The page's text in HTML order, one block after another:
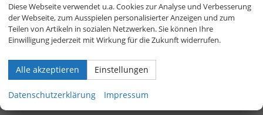
Diese Webseite verwendet u.a. Cookies zur Analyse und Verbesserung
der Webseite, zum Ausspielen personalisierter Anzeigen und zum
Teilen von Artikeln in sozialen Netzwerken. Sie können Ihre
Einwilligung jederzeit mit Wirkung für die Zukunft widerrufen.
Alle akzeptieren Einstellungen
Datenschutzerklärung Impressum